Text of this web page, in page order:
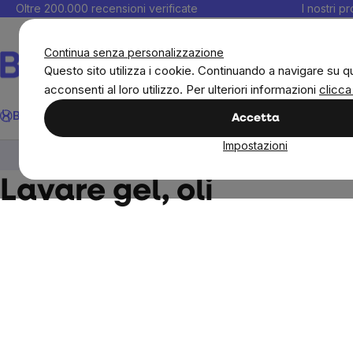
Continua senza personalizzazione
Questo sito utilizza i cookie. Continuando a navigare su
acconsenti al loro utilizzo. Per ulteriori informazioni clicca
Accetta
Impostazioni
Salta
contenuto
Oltre 200.000 recensioni verificate I nostri
Cerca
BrainMax AlimentiAlimentazione
Igiene e cura persona
Lavare gel, oli